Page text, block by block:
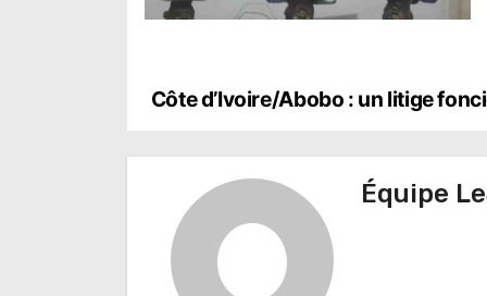
N
a
Côte d’Ivoire/Abobo : un litige
Équipe